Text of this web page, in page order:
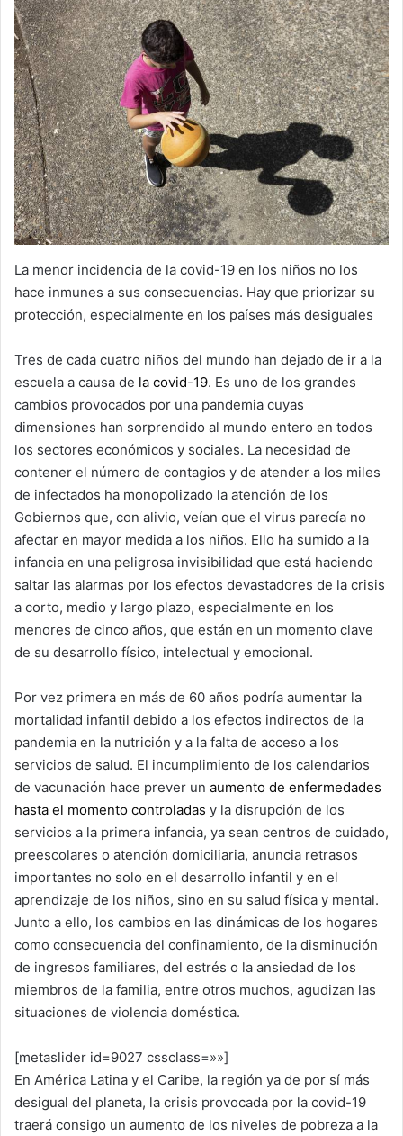
La menor incidencia de la covid-19 en los niños no los
hace inmunes a sus consecuencias. Hay que priorizar su
protección, especialmente en los países más desiguales
Tres de cada cuatro niños del mundo han dejado de ir a la
escuela a causa de la covid-19. Es uno de los grandes
cambios provocados por una pandemia cuyas
dimensiones han sorprendido al mundo entero en todos
los sectores económicos y sociales. La necesidad de
contener el número de contagios y de atender a los miles
de infectados ha monopolizado la atención de los
Gobiernos que, con alivio, veían que el virus parecía no
afectar en mayor medida a los niños. Ello ha sumido a la
infancia en una peligrosa invisibilidad que está haciendo
saltar las alarmas por los efectos devastadores de la crisis
a corto, medio y largo plazo, especialmente en los
menores de cinco años, que están en un momento clave
de su desarrollo físico, intelectual y emocional.
Por vez primera en más de 60 años podría aumentar la
mortalidad infantil debido a los efectos indirectos de la
pandemia en la nutrición y a la falta de acceso a los
servicios de salud. El incumplimiento de los calendarios
de vacunación hace prever un aumento de enfermedades
hasta el momento controladas y la disrupción de los
servicios a la primera infancia, ya sean centros de cuidado,
preescolares o atención domiciliaria, anuncia retrasos
importantes no solo en el desarrollo infantil y en el
aprendizaje de los niños, sino en su salud física y mental.
Junto a ello, los cambios en las dinámicas de los hogares
como consecuencia del confinamiento, de la disminución
de ingresos familiares, del estrés o la ansiedad de los
miembros de la familia, entre otros muchos, agudizan las
situaciones de violencia doméstica.
[metaslider id=9027 cssclass=»»]
En América Latina y el Caribe, la región ya de por sí más
desigual del planeta, la crisis provocada por la covid-19
traerá consigo un aumento de los niveles de pobreza a la